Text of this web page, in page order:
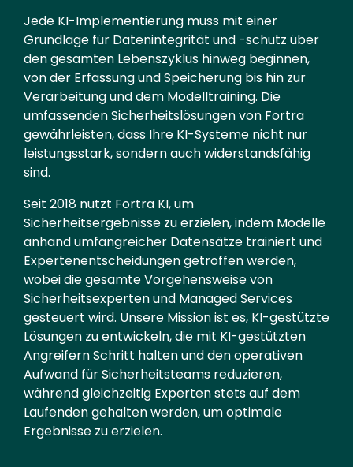
Jede KI-Implementierung muss mit einer
Grundlage für Datenintegrität und -schutz über
den gesamten Lebenszyklus hinweg beginnen,
von der Erfassung und Speicherung bis hin zur
Verarbeitung und dem Modelltraining. Die
umfassenden Sicherheitslösungen von Fortra
gewährleisten, dass Ihre KI-Systeme nicht nur
leistungsstark, sondern auch widerstandsfähig
sind.
Seit 2018 nutzt Fortra KI, um
Sicherheitsergebnisse zu erzielen, indem Modelle
anhand umfangreicher Datensätze trainiert und
Expertenentscheidungen getroffen werden,
wobei die gesamte Vorgehensweise von
Sicherheitsexperten und Managed Services
gesteuert wird. Unsere Mission ist es, KI-gestützte
Lösungen zu entwickeln, die mit KI-gestützten
Angreifern Schritt halten und den operativen
Aufwand für Sicherheitsteams reduzieren,
während gleichzeitig Experten stets auf dem
Laufenden gehalten werden, um optimale
Ergebnisse zu erzielen.